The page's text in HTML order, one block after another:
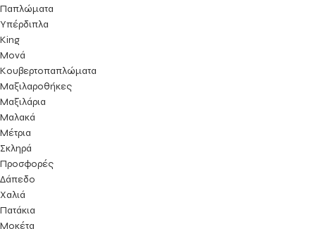
Παπλώματα
Υπέρδιπλα
King
Μονά
Κουβερτοπαπλώματα
Μαξιλαροθήκες
Μαξιλάρια
Μαλακά
Μέτρια
Σκληρά
Προσφορές
Δάπεδο
Χαλιά
Πατάκια
Μοκέτα